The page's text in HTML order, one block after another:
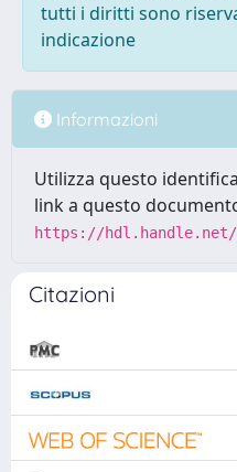
tutti i diritti sono
indicazione
Informazioni
Utilizza questo
link a questo
https://hdl.handle.net/
Citazioni